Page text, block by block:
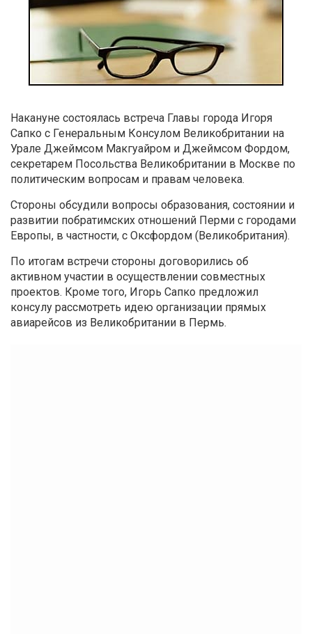
Накануне состоялась встреча Главы города Игоря
Сапко с Генеральным Консулом Великобритании на
Урале Джеймсом Макгуайром и Джеймсом Фордом,
секретарем Посольства Великобритании в Москве по
политическим вопросам и правам человека.
Стороны обсудили вопросы образования, состоянии и
развитии побратимских отношений Перми с городами
Европы, в частности, с Оксфордом (Великобритания).
По итогам встречи стороны договорились об
активном участии в осуществлении совместных
проектов. Кроме того, Игорь Сапко предложил
консулу рассмотреть идею организации прямых
авиарейсов из Великобритании в Пермь.